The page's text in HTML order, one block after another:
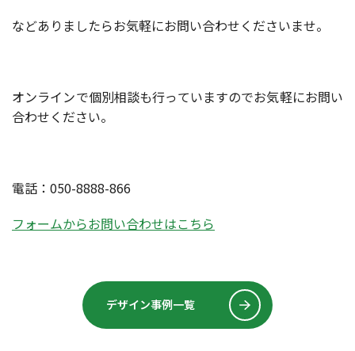
などありましたらお気軽にお問い合わせくださいませ。
オンラインで個別相談も行っていますのでお気軽にお問い
合わせください。
電話：050-8888-866
フォームからお問い合わせはこちら
デザイン事例一覧